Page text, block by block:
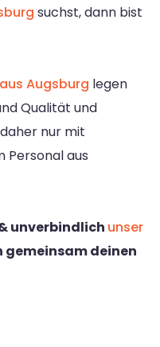
suchst, dann bist
Augsburg legen
Qualität und
daher nur mit
Personal aus
unverbindlich unser
gemeinsam deinen